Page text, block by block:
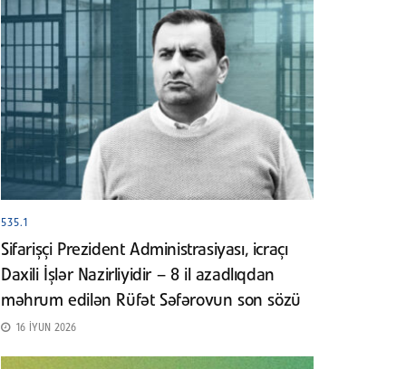
535.1
Sifarişçi Prezident Administrasiyası, icraçı
Daxili İşlər Nazirliyidir – 8 il azadlıqdan
məhrum edilən Rüfət Səfərovun son sözü
16 İYUN 2026